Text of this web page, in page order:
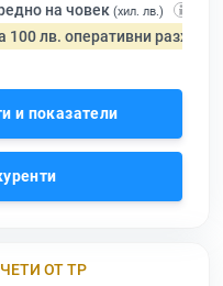
на човек (хил. лв.)
лв. оперативни разходи
и показатели
ОТ ТР